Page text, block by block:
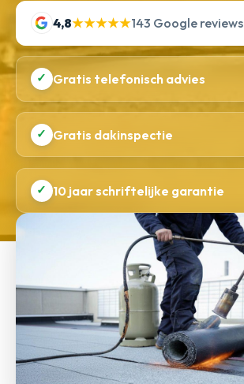
4,8★★★★★143 Google reviews
✓ Gratis telefonisch advies
✓ Gratis dakinspectie
✓ 10 jaar schriftelijke garantie